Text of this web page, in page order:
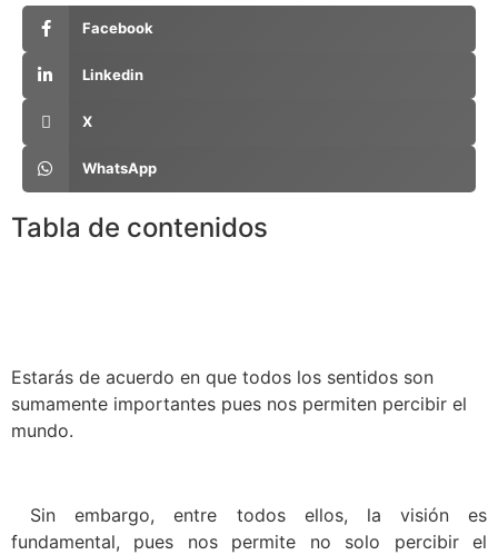
Facebook
Linkedin
X
WhatsApp
Tabla de contenidos
Estarás de acuerdo en que todos los sentidos son
sumamente importantes pues nos permiten percibir el
mundo.
Sin embargo, entre todos ellos, la visión es
fundamental, pues nos permite no solo percibir el